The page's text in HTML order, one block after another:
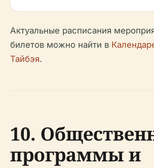
Актуальные расписания
билетов можно найти в
Тайбэя.
10.
программы и